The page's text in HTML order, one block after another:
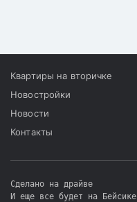
Квартиры на вторичке
Новостройки
Новости
Контакты
Сделано на драйве
И еще все будет на Бейсике